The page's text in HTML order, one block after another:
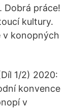
Dobrá práce!
kultury.
v konopných
1/2) 2020:
konvence
v